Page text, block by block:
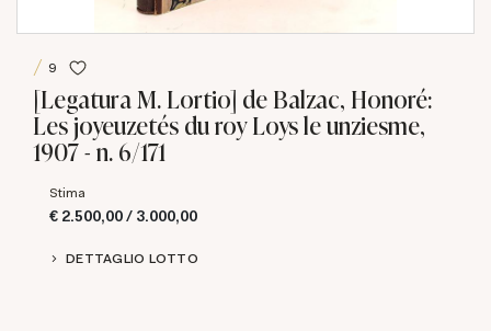
9
[Legatura M. Lortio] de Balzac, Honoré:
Les joyeuzetés du roy Loys le unziesme,
1907 - n. 6/171
Stima
€ 2.500,00 / 3.000,00
DETTAGLIO LOTTO